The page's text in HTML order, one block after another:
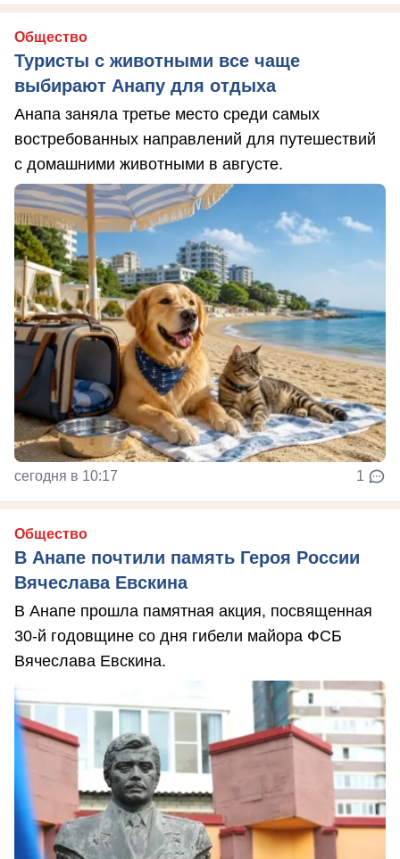
Общество
Туристы с животными все чаще
выбирают Анапу для отдыха
Анапа заняла третье место среди самых
востребованных направлений для путешествий
с домашними животными в августе.
сегодня в 10:17 1
Общество
В Анапе почтили память Героя России
Вячеслава Евскина
В Анапе прошла памятная акция, посвященная
30-й годовщине со дня гибели майора ФСБ
Вячеслава Евскина.